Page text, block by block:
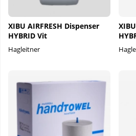
XIBU AIRFRESH Dispenser
HYBRID Vit
Hagleitner